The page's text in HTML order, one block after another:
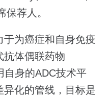
荐人。
为癌症和自身免疫
抗体偶联药物
自身的ADC技术平
异化的管线，目标是